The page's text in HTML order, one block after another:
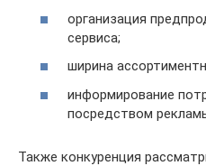
организация
сервиса;
ширина
информирование
посредством
Также конкуренция